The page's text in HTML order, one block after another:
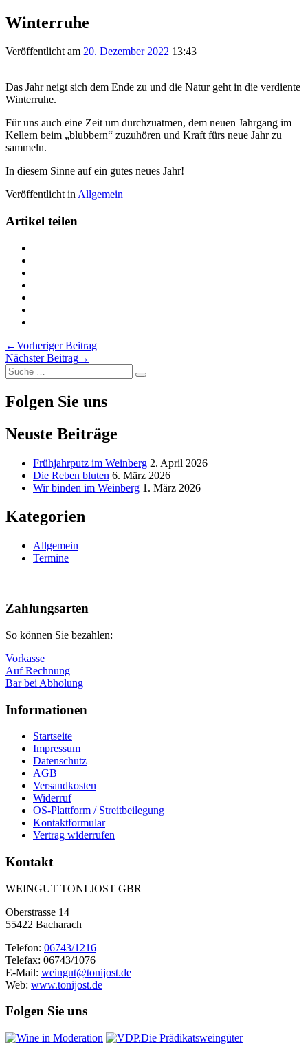
Winterruhe
Veröffentlicht am 20. Dezember 2022 13:43
Das Jahr neigt sich dem Ende zu und die Natur geht in die verdiente
Winterruhe.
Für uns auch eine Zeit um durchzuatmen, dem neuen Jahrgang im
Kellern beim „blubbern“ zuzuhören und Kraft fürs neue Jahr zu
sammeln.
In diesem Sinne auf ein gutes neues Jahr!
Veröffentlicht inAllgemein
Artikel teilen
Email
Beitragsnavigation
←Vorheriger Beitrag
Nächster Beitrag→
Suche
nach:
Suche
Folgen Sie uns
Neuste Beiträge
Frühjahrputz im Weinberg 2. April 2026
Die Reben bluten 6. März 2026
Wir binden im Weinberg 1. März 2026
Kategorien
Allgemein
Termine
oben
Zahlungsarten
So können Sie bezahlen:
Vorkasse
Auf Rechnung
Bar bei Abholung
Informationen
Startseite
Impressum
Datenschutz
AGB
Versandkosten
Widerruf
OS-Plattform / Streitbeilegung
Kontaktformular
Vertrag widerrufen
Kontakt
WEINGUT TONI JOST GBR
Oberstrasse 14
55422 Bacharach
Telefon: 06743/1216
Telefax: 06743/1076
E-Mail: weingut@tonijost.de
Web: www.tonijost.de
Folgen Sie uns